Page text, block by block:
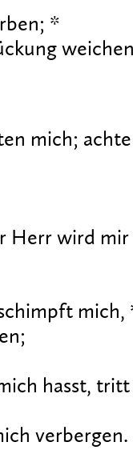
*
mich;
Herr wird mir
mich,
hasst,
verbergen.